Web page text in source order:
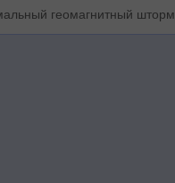
геомагнитный шторм